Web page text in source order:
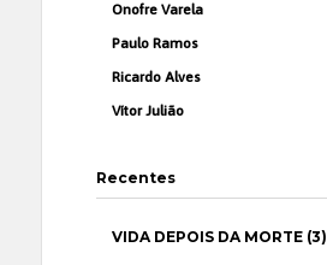
Onofre Varela
Paulo Ramos
Ricardo Alves
Vítor Julião
Recentes
VIDA DEPOIS DA MORTE (3)